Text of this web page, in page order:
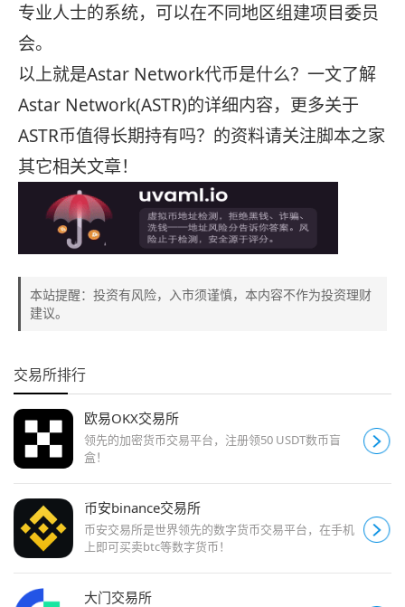
专业人士的系统，可以在不同地区组建项目委员
会。
以上就是Astar Network代币是什么？一文了解
Astar Network(ASTR)的详细内容，更多关于
ASTR币值得长期持有吗？的资料请关注脚本之家
其它相关文章！
本站提醒：投资有风险，入市须谨慎，本内容不作为投资理财
建议。
交易所排行
欧易OKX交易所
领先的加密货币交易平台，注册领50 USDT数币盲
盒！
币安binance交易所
币安交易所是世界领先的数字货币交易平台，在手机
上即可买卖btc等数字货币！
大门交易所